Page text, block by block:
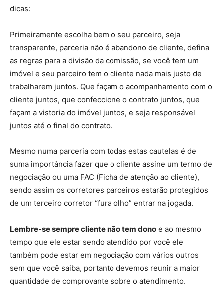
dicas:
Primeiramente escolha bem o seu parceiro, seja
transparente, parceria não é abandono de cliente, defina
as regras para a divisão da comissão, se você tem um
imóvel e seu parceiro tem o cliente nada mais justo de
trabalharem juntos. Que façam o acompanhamento com o
cliente juntos, que confeccione o contrato juntos, que
façam a vistoria do imóvel juntos, e seja responsável
juntos até o final do contrato.
Mesmo numa parceria com todas estas cautelas é de
suma importância fazer que o cliente assine um termo de
negociação ou uma FAC (Ficha de atenção ao cliente),
sendo assim os corretores parceiros estarão protegidos
de um terceiro corretor “fura olho” entrar na jogada.
Lembre-se sempre cliente não tem dono e ao mesmo
tempo que ele estar sendo atendido por você ele
também pode estar em negociação com vários outros
sem que você saiba, portanto devemos reunir a maior
quantidade de comprovante sobre o atendimento.